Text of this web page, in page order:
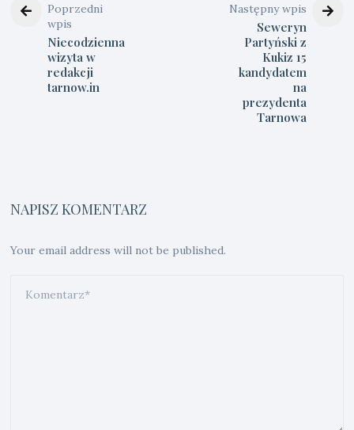
Poprzedni
wpis
Niecodzienna
wizyta w
redakcji
tarnow.in
Następny wpis
Seweryn
Partyński z
Kukiz 15
kandydatem
na
prezydenta
Tarnowa
NAPISZ KOMENTARZ
Your email address will not be published.